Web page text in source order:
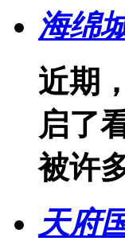
海绵
近期
启了
被许
天府